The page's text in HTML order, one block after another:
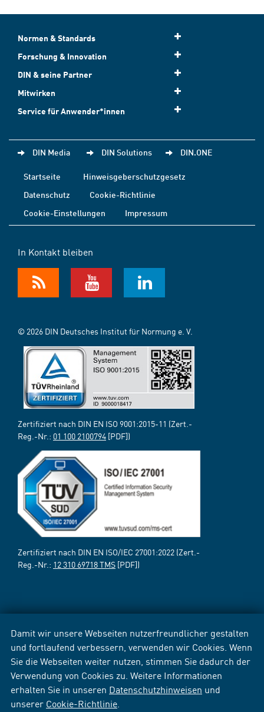
Damit wir unsere Webseiten nutzerfreundlicher gestalten
und fortlaufend verbessern, verwenden wir Cookies. Wenn
Sie die Webseiten weiter nutzen, stimmen Sie dadurch der
Verwendung von Cookies zu. Weitere Informationen
erhalten Sie in unseren Datenschutzhinweisen und
unserer Cookie-Richtlinie
Normen & Standards
Forschung & Innovation
DIN & seine Partner
Mitwirken
Service für Anwender*innen
DIN Media DIN Solutions DIN.ONE
Startseite
Hinweisgeberschutzgesetz
Datenschutz
Cookie-Richtlinie
Cookie-Einstellungen
Impressum
In Kontakt bleiben
© 2026 DIN Deutsches Institut für Normung e. V.
Zertifiziert nach DIN EN ISO 9001:2015-11 (Zert.-
Reg.-Nr.: 01 100 2100794 [PDF])
Zertifiziert nach DIN EN ISO/IEC 27001:2022 (Zert.-
Reg.-Nr.: 12 310 69718 TMS [PDF])